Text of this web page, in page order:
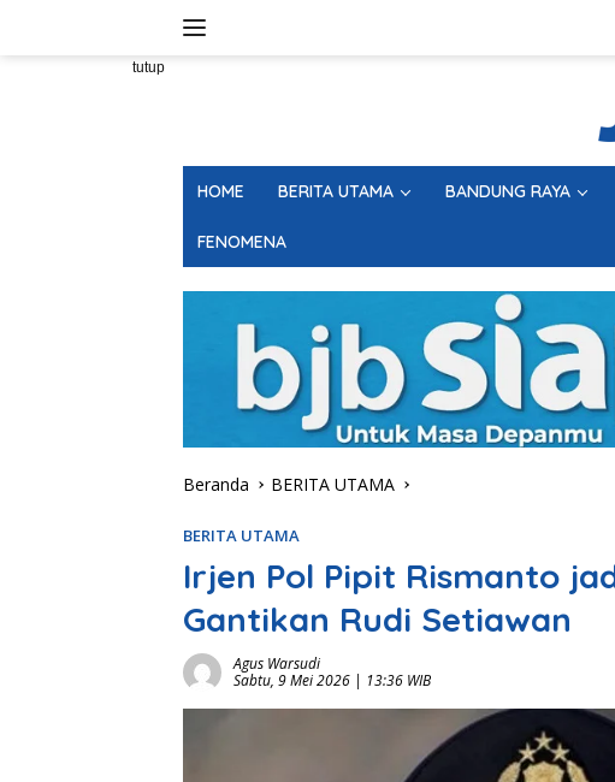
tutup
HOME BERITA UTAMA BANDUNG RAYA
FENOMENA
Beranda BERITA UTAMA
BERITA UTAMA
Irjen Pol Pipit Rismanto
Gantikan Rudi Setiawan
Agus Warsudi
Sabtu, 9 Mei 2026 | 13:36 WIB